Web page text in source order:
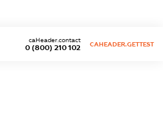
0 (800) 210 102
caHeader.contact
CAHEADER.GETTEST